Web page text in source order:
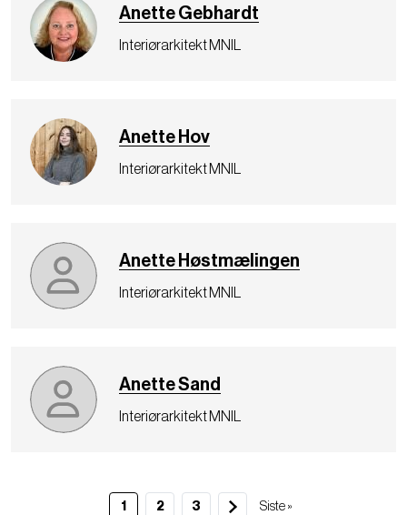
Anette Gebhardt
Interiørarkitekt MNIL
Anette Hov
Interiørarkitekt MNIL
Anette Høstmælingen
Interiørarkitekt MNIL
Anette Sand
Interiørarkitekt MNIL
1 2 3
S
Siste »